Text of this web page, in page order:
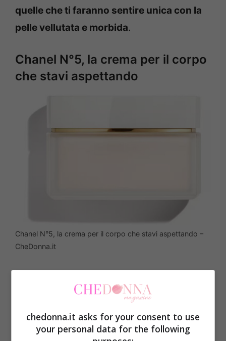
quelle che ti faranno sentire unica con la
pelle vellutata e morbida.
Chanel N°5, la crema per il corpo
che stavi aspettando
Chanel N°5, la crema per il corpo che stavi aspettando –
CheDonna.it
più amate, che racchiudono l’essenza
questa crema è ricca e in grado di
chedonna.it asks for your consent to use
your personal data for the following